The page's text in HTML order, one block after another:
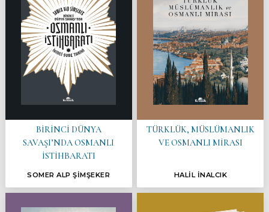
BİRİNCİ DÜNYA
SAVAŞI’NDA OSMANLI
İSTİHBARATI
SOMER ALP ŞİMŞEKER
TÜRKLÜK, MÜSLÜMANLIK
VE OSMANLI MİRASI
HALİL İNALCIK